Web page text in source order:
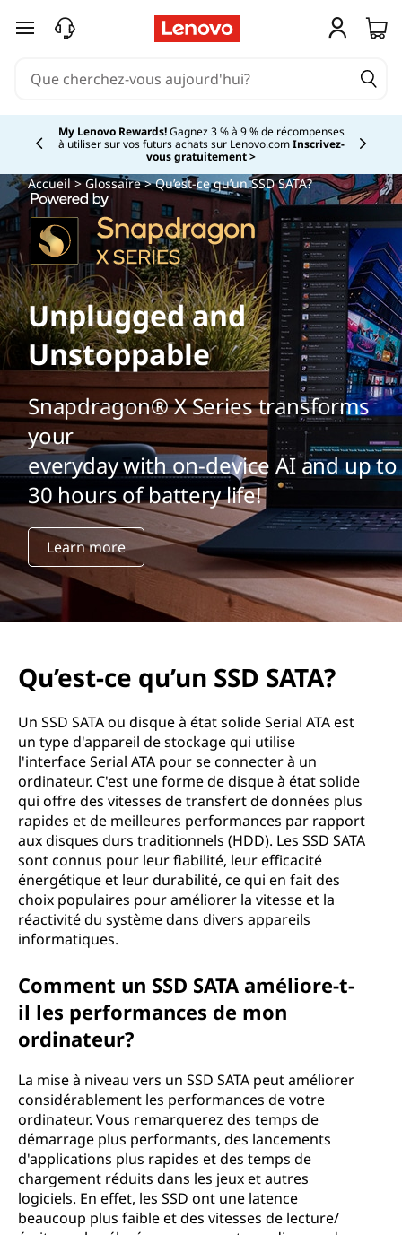
Q
s
t
-
c
e
q
u
’
u
n
S
S
A
A
passer au contenu principal
My Lenovo Rewards!Gagnez 3 % à 9 % de récompenses
à utiliser sur vos futurs achats sur Lenovo.comInscrivez-
vous gratuitement >Currently displaying item 2 of
Accueil>Glossaire> Qu’est-ce qu’un SSD SATA?
Unplugged and
Unstoppable
Snapdragon® X Series transforms
your
everyday with on-device AI and up to
30 hours of battery life!
Learn more
Qu’est-ce qu’un SSD SATA?
Un SSD SATA ou disque à état solide Serial ATA est
un type d'appareil de stockage qui utilise
l'interface Serial ATA pour se connecter à un
ordinateur. C'est une forme de disque à état solide
qui offre des vitesses de transfert de données plus
rapides et de meilleures performances par rapport
aux disques durs traditionnels (HDD). Les SSD SATA
sont connus pour leur fiabilité, leur efficacité
énergétique et leur durabilité, ce qui en fait des
choix populaires pour améliorer la vitesse et la
réactivité du système dans divers appareils
informatiques.
Comment un SSD SATA améliore-t-
il les performances de mon
ordinateur?
La mise à niveau vers un SSD SATA peut améliorer
considérablement les performances de votre
ordinateur. Vous remarquerez des temps de
démarrage plus performants, des lancements
d'applications plus rapides et des temps de
chargement réduits dans les jeux et autres
logiciels. En effet, les SSD ont une latence
beaucoup plus faible et des vitesses de lecture/